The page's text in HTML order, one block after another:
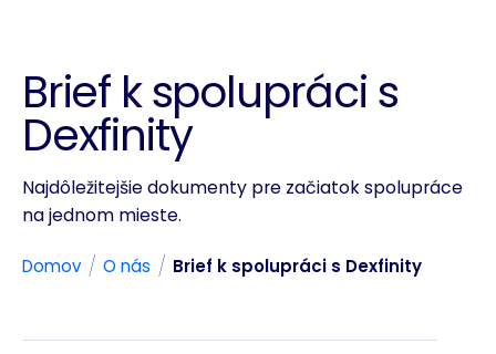
Brief k spolupráci s
Dexfinity
Najdôležitejšie dokumenty pre začiatok spolupráce
na jednom mieste.
Domov / O nás / Brief k spolupráci s Dexfinity